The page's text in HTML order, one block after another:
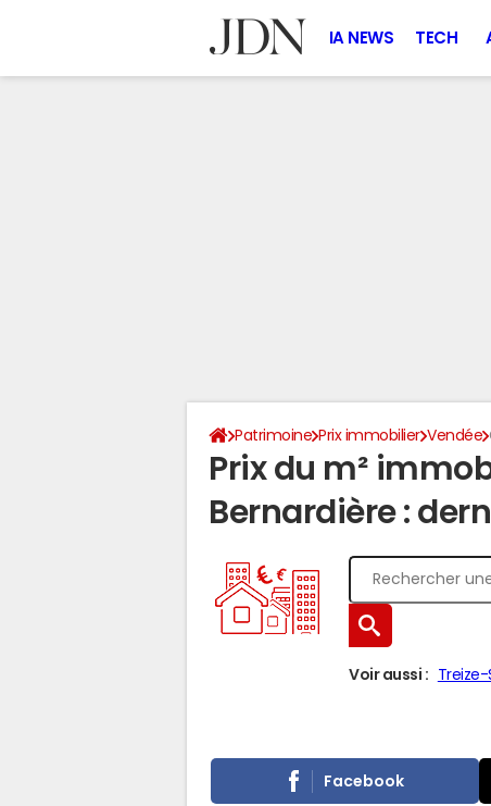
IA NEWS TECH
Patrimoine Prix immobilier Vendée
Prix du m²
Bernardière :
Voir aussi : Treize-
Facebook